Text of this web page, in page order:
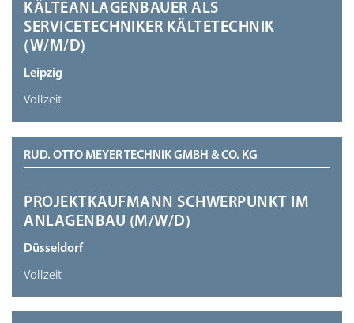
KÄLTEANLAGENBAUER ALS
SERVICETECHNIKER KÄLTETECHNIK
(W/M/D)
Leipzig
Vollzeit
RUD. OTTO MEYER TECHNIK GMBH & CO. KG
PROJEKTKAUFMANN SCHWERPUNKT IM
ANLAGENBAU (M/W/D)
Düsseldorf
Vollzeit